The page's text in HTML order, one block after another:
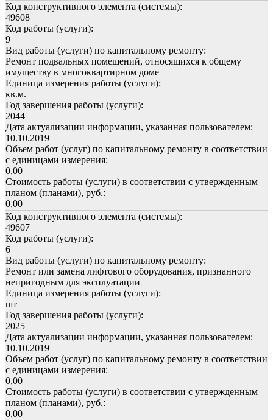
Код конструктивного элемента (системы):
49608
Код работы (услуги):
9
Вид работы (услуги) по капитальному ремонту:
Ремонт подвальных помещений, относящихся к общему
имуществу в многоквартирном доме
Единица измерения работы (услуги):
кв.м.
Год завершения работы (услуги):
2044
Дата актуализации информации, указанная пользователем:
10.10.2019
Объем работ (услуг) по капитальному ремонту в соответствии
с единицами измерения:
0,00
Стоимость работы (услуги) в соответствии с утвержденным
планом (планами), руб.:
0,00
Код конструктивного элемента (системы):
49607
Код работы (услуги):
6
Вид работы (услуги) по капитальному ремонту:
Ремонт или замена лифтового оборудования, признанного
непригодным для эксплуатации
Единица измерения работы (услуги):
шт
Год завершения работы (услуги):
2025
Дата актуализации информации, указанная пользователем:
10.10.2019
Объем работ (услуг) по капитальному ремонту в соответствии
с единицами измерения:
0,00
Стоимость работы (услуги) в соответствии с утвержденным
планом (планами), руб.:
0,00